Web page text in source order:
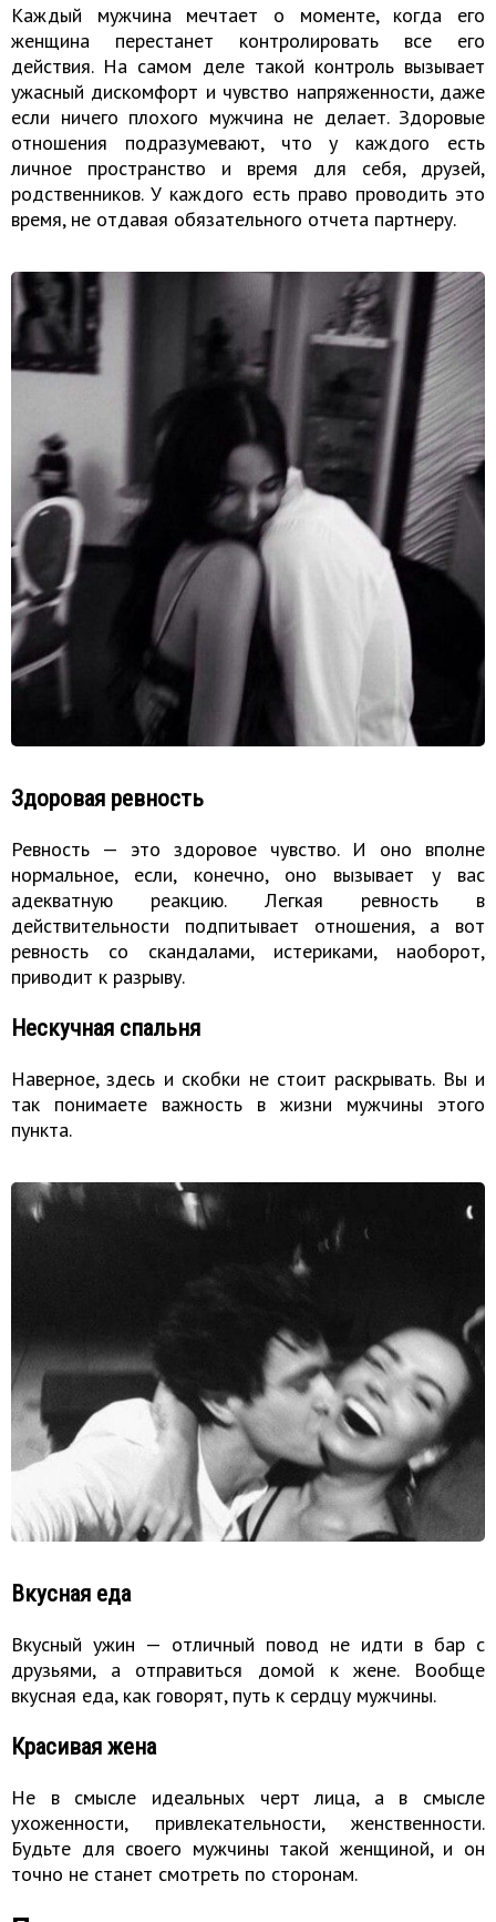
Каждый мужчина мечтает о моменте, когда его
женщина перестанет контролировать все его
действия. На самом деле такой контроль вызывает
ужасный дискомфорт и чувство напряженности, даже
если ничего плохого мужчина не делает. Здоровые
отношения подразумевают, что у каждого есть
личное пространство и время для себя, друзей,
родственников. У каждого есть право проводить это
время, не отдавая обязательного отчета партнеру.
Здоровая ревность
Ревность — это здоровое чувство. И оно вполне
нормальное, если, конечно, оно вызывает у вас
адекватную реакцию. Легкая ревность в
действительности подпитывает отношения, а вот
ревность со скандалами, истериками, наоборот,
приводит к разрыву.
Нескучная спальня
Наверное, здесь и скобки не стоит раскрывать. Вы и
так понимаете важность в жизни мужчины этого
пункта.
Вкусная еда
Вкусный ужин — отличный повод не идти в бар с
друзьями, а отправиться домой к жене. Вообще
вкусная еда, как говорят, путь к сердцу мужчины.
Красивая жена
Не в смысле идеальных черт лица, а в смысле
ухоженности, привлекательности, женственности.
Будьте для своего мужчины такой женщиной, и он
точно не станет смотреть по сторонам.